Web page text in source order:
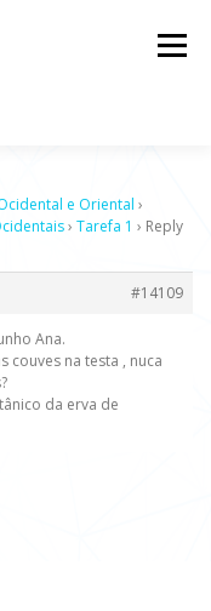
Menu
e Oriental ›
› Tarefa 1 › Reply
#14109
Ana.
couves na testa , nuca
da erva de